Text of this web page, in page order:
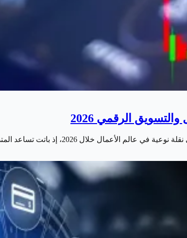
الرقمي 2026
تساعد المتداولين والمسوّقين على اتخاذ قرارات أسرع وأكثر…